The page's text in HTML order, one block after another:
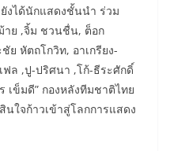
งได้นักแสดงชั้นนำ ร่วม
าย ,จิ้ม ชวนชื่น, ต็อก
ย หัตถโกวิท, อาเกรียง-
ล ,ปู-ปริศนา ,โก้-ธีระศักดิ์
เข็มดี” กองหลังทีมชาติไทย
ใจก้าวเข้าสู่โลกการแสดง